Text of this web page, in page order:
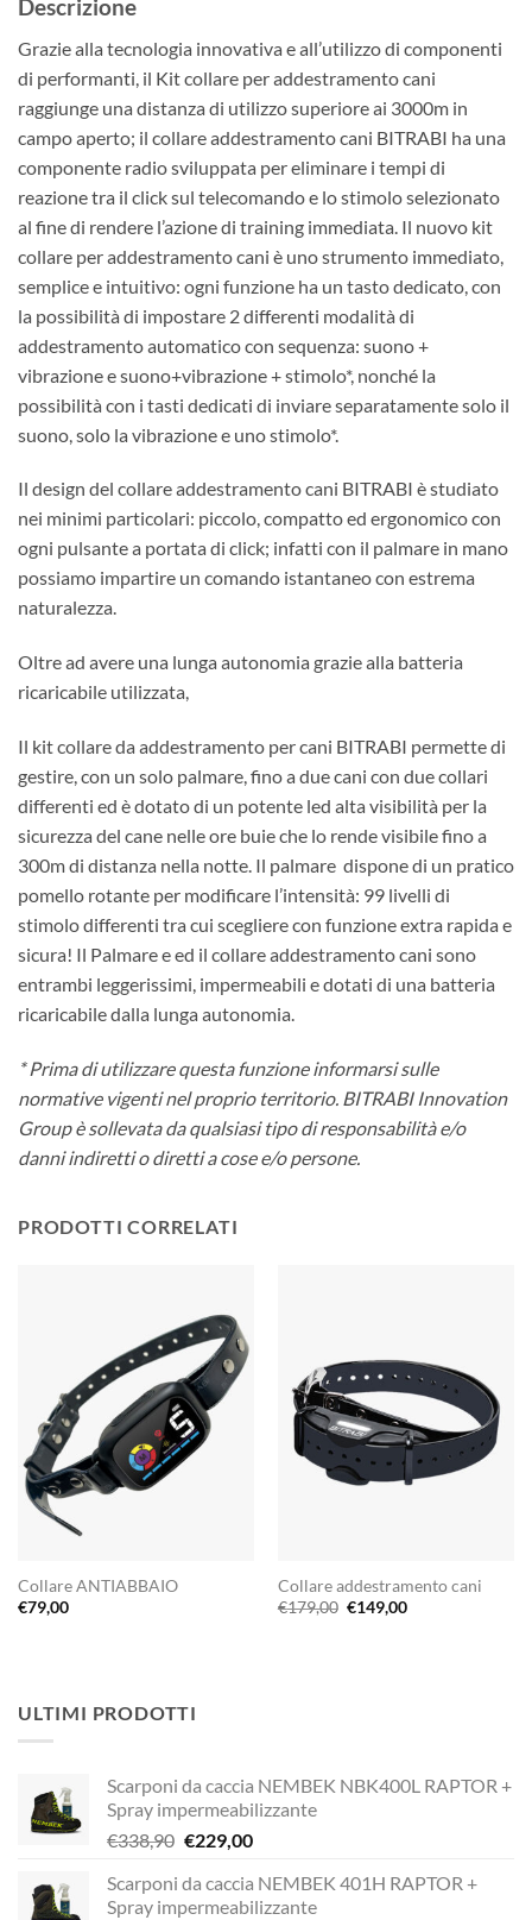
Descrizione
Grazie alla tecnologia innovativa e all’utilizzo di componenti
di performanti, il Kit collare per addestramento cani
raggiunge una distanza di utilizzo superiore ai 3000m in
campo aperto; il collare addestramento cani BITRABI ha una
componente radio sviluppata per eliminare i tempi di
reazione tra il click sul telecomando e lo stimolo selezionato
al fine di rendere l’azione di training immediata. Il nuovo kit
collare per addestramento cani è uno strumento immediato,
semplice e intuitivo: ogni funzione ha un tasto dedicato, con
la possibilità di impostare 2 differenti modalità di
addestramento automatico con sequenza: suono +
vibrazione e suono+vibrazione + stimolo*, nonché la
possibilità con i tasti dedicati di inviare separatamente solo il
suono, solo la vibrazione e uno stimolo*.
Il design del collare addestramento cani BITRABI è studiato
nei minimi particolari: piccolo, compatto ed ergonomico con
ogni pulsante a portata di click; infatti con il palmare in mano
possiamo impartire un comando istantaneo con estrema
naturalezza.
Oltre ad avere una lunga autonomia grazie alla batteria
ricaricabile utilizzata,
Il kit collare da addestramento per cani BITRABI permette di
gestire, con un solo palmare, fino a due cani con due collari
differenti ed è dotato di un potente led alta visibilità per la
sicurezza del cane nelle ore buie che lo rende visibile fino a
300m di distanza nella notte. Il palmare dispone di un pratico
pomello rotante per modificare l’intensità: 99 livelli di
stimolo differenti tra cui scegliere con funzione extra rapida e
sicura! Il Palmare e ed il collare addestramento cani sono
entrambi leggerissimi, impermeabili e dotati di una batteria
ricaricabile dalla lunga autonomia.
* Prima di utilizzare questa funzione informarsi sulle
normative vigenti nel proprio territorio. BITRABI Innovation
Group è sollevata da qualsiasi tipo di responsabilità e/o
danni indiretti o diretti a cose e/o persone.
PRODOTTI CORRELATI
Collare ANTIABBAIO
€79,00
Collare addestramento cani
€179,00 Il
prezzo
€149,00Il
ULTIMI PRODOTTI
Scarponi da caccia NEMBEK NBK400L RAPTOR +
Spray impermeabilizzante
€338,90 Il
originale
era:
€229,00Il
attuale
è:
Scarponi da caccia NEMBEK 401H RAPTOR +
Spray impermeabilizzante